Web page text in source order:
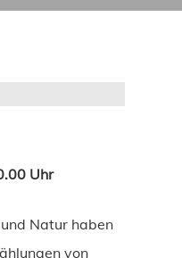
Uhr
Natur haben
von